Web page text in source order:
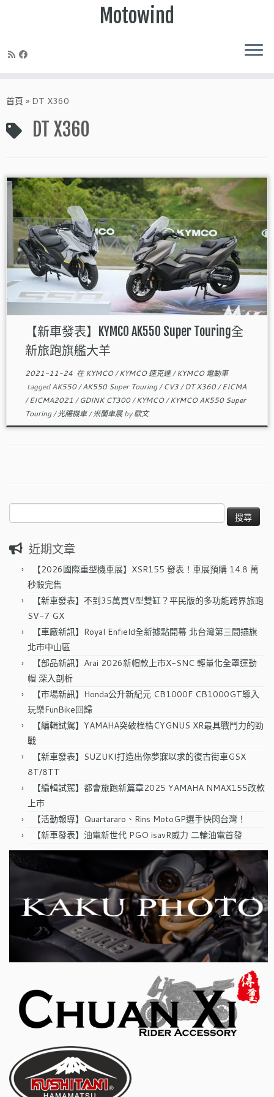
to
Motowind
首頁 » DT X360
DT X360
【新車發表】KYMCO AK550 Super Touring全
新旅跑旗艦大羊
2021-11-24在KYMCO/KYMCO 速克達/KYMCO 電動車
taggedAK550/AK550 Super Touring/CV3/DT X360/EICMA
/EICMA2021 /GDINK CT300/KYMCO/KYMCO AK550 Super
Touring/光陽機車/米蘭車展by歐文
尋
鍵
近期文章
【2026國際重型機車展】XSR155 發表！車展預購 14.8 萬
秒殺完售
【新車發表】不到35萬買V型雙缸？平民版的多功能跨界旅跑
SV-7 GX
【車廠新訊】Royal Enfield全新據點開幕 北台灣第三間插旗
北市中山區
【部品新訊】Arai 2026新帽款上市X-SNC 輕量化全罩運動
帽 深入剖析
【市場新訊】Honda公升新紀元 CB1000F CB1000GT導入
玩樂FunBike回歸
【編輯試駕】YAMAHA突破桎梏CYGNUS XR最具戰鬥力的勁
戰
【新車發表】SUZUKI打造出你夢寐以求的復古街車GSX
8T/8TT
【編輯試駕】都會旅跑新篇章2025 YAMAHA NMAX155改款
上市
【活動報導】Quartararo、Rins MotoGP選手快閃台灣！
【新車發表】油電新世代 PGO isavR威力 二輪油電首發